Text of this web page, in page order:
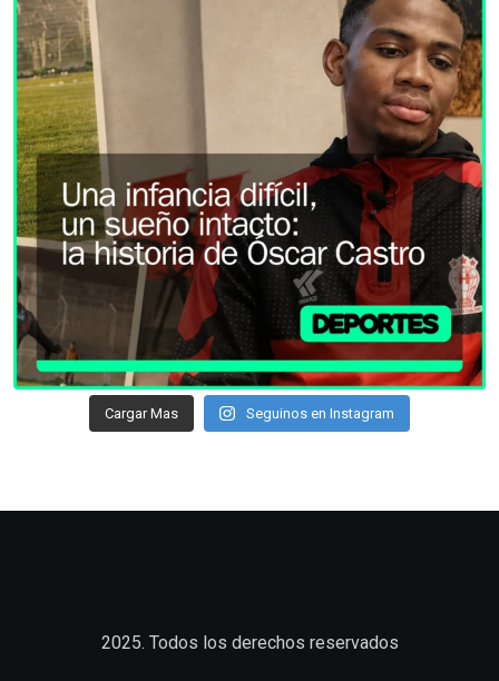
Cargar Mas Seguinos en Instagram
2025. Todos los derechos reservados